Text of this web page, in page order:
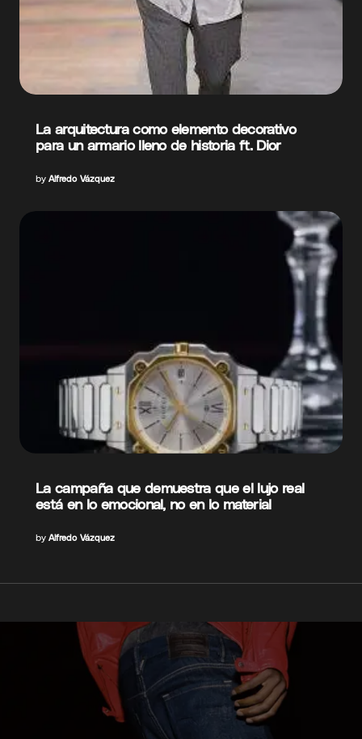
La arquitectura como elemento decorativo
para un armario lleno de historia ft. Dior
by Alfredo Vázquez
La campaña que demuestra que el lujo real
está en lo emocional, no en lo material
by Alfredo Vázquez